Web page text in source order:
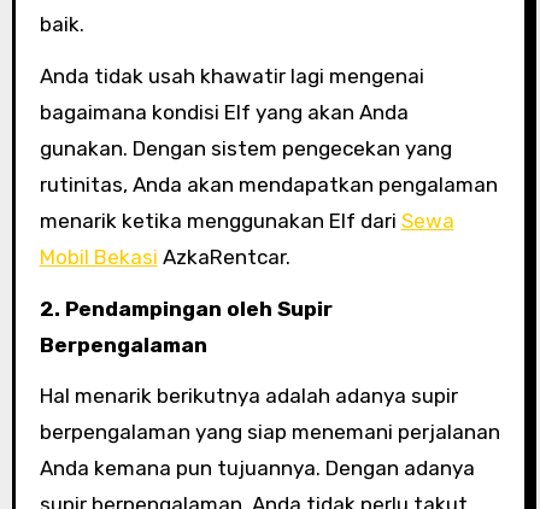
baik.
Anda tidak usah khawatir lagi mengenai
bagaimana kondisi Elf yang akan Anda
gunakan. Dengan sistem pengecekan yang
rutinitas, Anda akan mendapatkan pengalaman
menarik ketika menggunakan Elf dari Sewa
Mobil Bekasi AzkaRentcar.
2. Pendampingan oleh Supir
Berpengalaman
Hal menarik berikutnya adalah adanya supir
berpengalaman yang siap menemani perjalanan
Anda kemana pun tujuannya. Dengan adanya